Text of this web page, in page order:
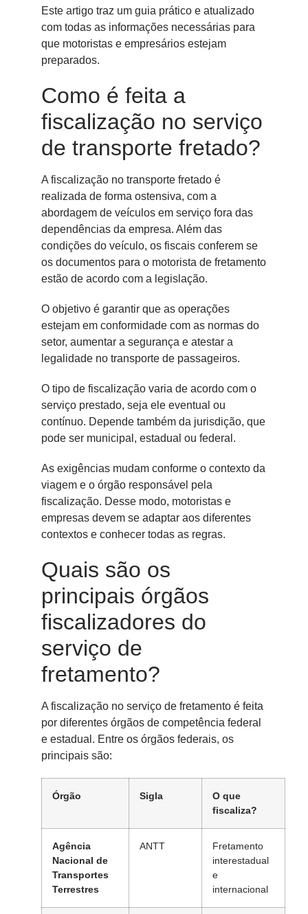
Este artigo traz um guia prático e atualizado
com todas as informações necessárias para
que motoristas e empresários estejam
preparados.
Como é feita a
fiscalização no serviço
de transporte fretado?
A fiscalização no transporte fretado é
realizada de forma ostensiva, com a
abordagem de veículos em serviço fora das
dependências da empresa. Além das
condições do veículo, os fiscais conferem se
os documentos para o motorista de fretamento
estão de acordo com a legislação.
O objetivo é garantir que as operações
estejam em conformidade com as normas do
setor, aumentar a segurança e atestar a
legalidade no transporte de passageiros.
O tipo de fiscalização varia de acordo com o
serviço prestado, seja ele eventual ou
contínuo. Depende também da jurisdição, que
pode ser municipal, estadual ou federal.
As exigências mudam conforme o contexto da
viagem e o órgão responsável pela
fiscalização. Desse modo, motoristas e
empresas devem se adaptar aos diferentes
contextos e conhecer todas as regras.
Quais são os
principais órgãos
fiscalizadores do
serviço de
fretamento?
A fiscalização no serviço de fretamento é feita
por diferentes órgãos de competência federal
e estadual. Entre os órgãos federais, os
principais são:
Órgão Sigla
O que
fiscaliza?
Agência
Nacional de
Transportes
Terrestres
ANTT
Fretamento
interestadual
e
internacional